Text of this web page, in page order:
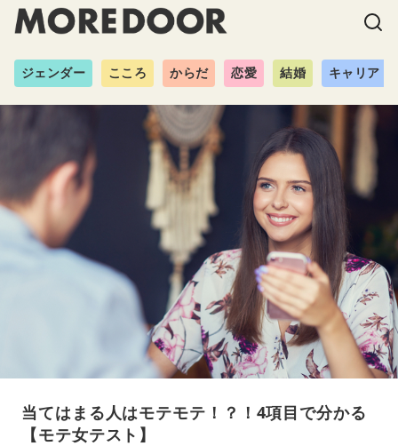
ジェンダー こころ からだ 恋愛 結婚 キャリア
当てはまる人はモテモテ！？！4項目で分かる
【モテ女テスト】